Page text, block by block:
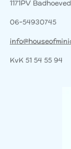
1171PV
06-54930745
KvK 51 54 55 94